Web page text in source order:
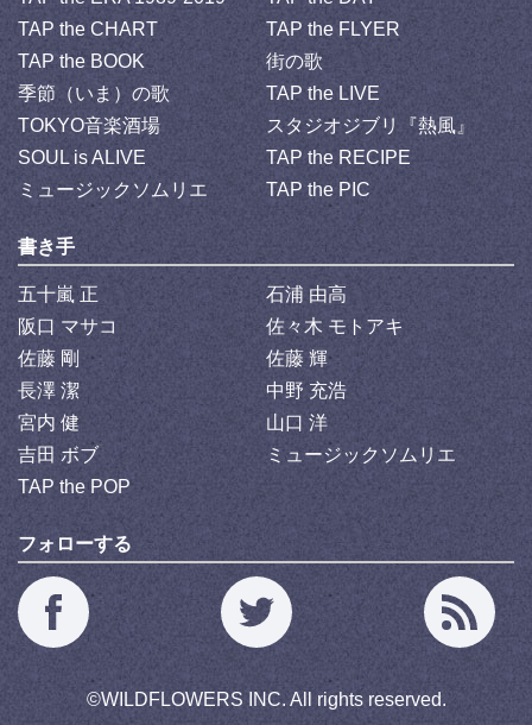
TAP the CHART
TAP the FLYER
TAP the BOOK
街の歌
季節（いま）の歌
TAP the LIVE
TOKYO音楽酒場
スタジオジブリ『熱風』
SOUL is ALIVE
TAP the RECIPE
ミュージックソムリエ
TAP the PIC
書き手
五十嵐 正
石浦 由高
阪口 マサコ
佐々木 モトアキ
佐藤 剛
佐藤 輝
長澤 潔
中野 充浩
宮内 健
山口 洋
吉田 ボブ
ミュージックソムリエ
TAP the POP
フォローする
©WILDFLOWERS INC. All rights reserved.